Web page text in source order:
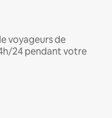
voyageurs de
24 pendant votre